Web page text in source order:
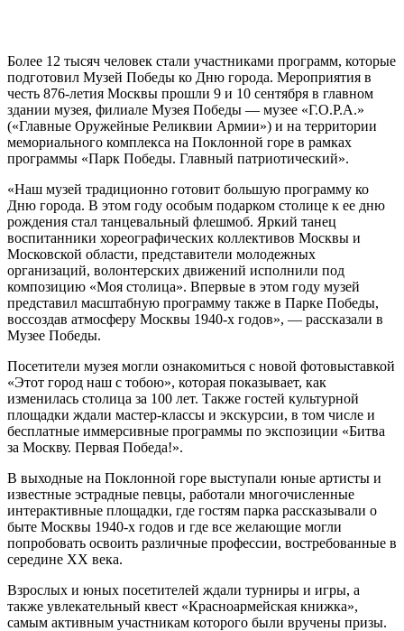
Более 12 тысяч человек стали участниками программ, которые
подготовил Музей Победы ко Дню города. Мероприятия в
честь 876-летия Москвы прошли 9 и 10 сентября в главном
здании музея, филиале Музея Победы — музее «Г.О.Р.А.»
(«Главные Оружейные Реликвии Армии») и на территории
мемориального комплекса на Поклонной горе в рамках
программы «Парк Победы. Главный патриотический».
«Наш музей традиционно готовит большую программу ко
Дню города. В этом году особым подарком столице к ее дню
рождения стал танцевальный флешмоб. Яркий танец
воспитанники хореографических коллективов Москвы и
Московской области, представители молодежных
организаций, волонтерских движений исполнили под
композицию «Моя столица». Впервые в этом году музей
представил масштабную программу также в Парке Победы,
воссоздав атмосферу Москвы 1940-х годов», — рассказали в
Музее Победы.
Посетители музея могли ознакомиться с новой фотовыставкой
«Этот город наш с тобою», которая показывает, как
изменилась столица за 100 лет. Также гостей культурной
площадки ждали мастер-классы и экскурсии, в том числе и
бесплатные иммерсивные программы по экспозиции «Битва
за Москву. Первая Победа!».
В выходные на Поклонной горе выступали юные артисты и
известные эстрадные певцы, работали многочисленные
интерактивные площадки, где гостям парка рассказывали о
быте Москвы 1940-х годов и где все желающие могли
попробовать освоить различные профессии, востребованные в
середине ХХ века.
Взрослых и юных посетителей ждали турниры и игры, а
также увлекательный квест «Красноармейская книжка»,
самым активным участникам которого были вручены призы.